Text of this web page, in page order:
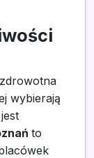
wybierają
to